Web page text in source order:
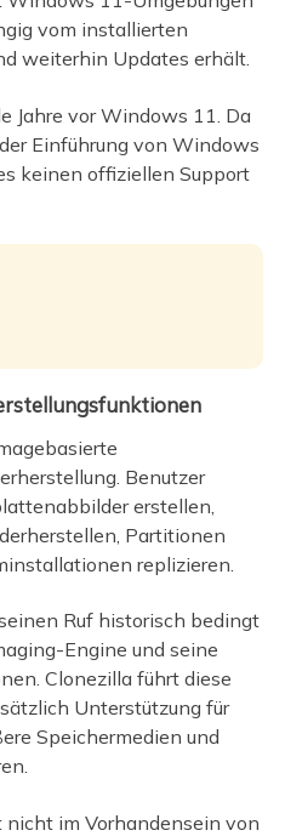
vom installierten
weiterhin Updates erhält.
Jahre vor Windows 11. Da
Einführung von Windows
keinen offiziellen Support
Benutzer
erstellen,
Partitionen
replizieren.
Ruf historisch bedingt
Engine und seine
Clonezilla führt diese
Unterstützung für
Speichermedien und
im Vorhandensein von